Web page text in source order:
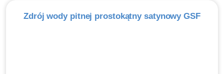
Zdrój wody pitnej prostokątny satynowy GSF